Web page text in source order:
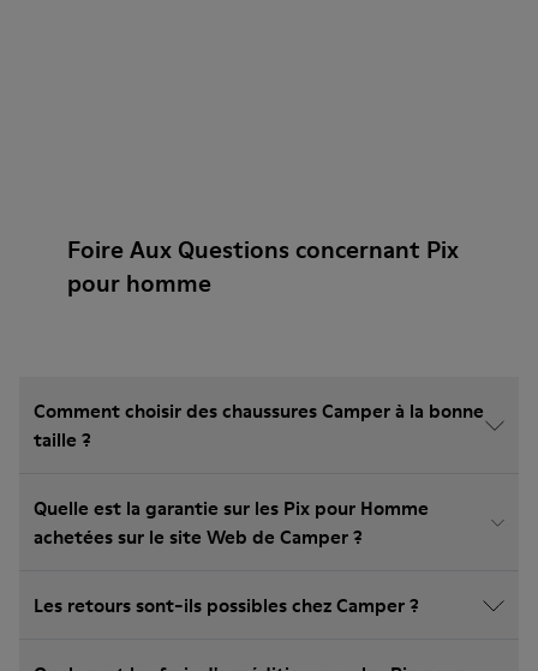
Foire Aux Questions concernant Pix
pour homme
Comment choisir des chaussures Camper à la bonne
taille ?
Quelle est la garantie sur les Pix pour Homme
achetées sur le site Web de Camper ?
Les retours sont-ils possibles chez Camper ?